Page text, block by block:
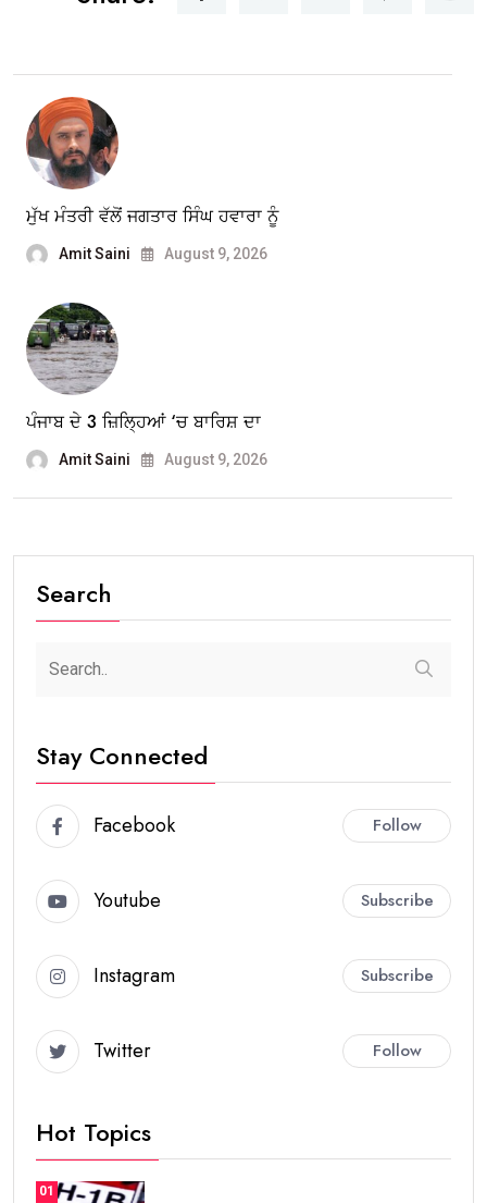
ਮੁੱਖ ਮੰਤਰੀ ਵੱਲੋਂ ਜਗਤਾਰ ਸਿੰਘ ਹਵਾਰਾ ਨੂੰ
Amit Saini August 9, 2026
ਪੰਜਾਬ ਦੇ 3 ਜ਼ਿਲ੍ਹਿਆਂ ‘ਚ ਬਾਰਿਸ਼ ਦਾ
Amit Saini August 9, 2026
Search
Stay Connected
Facebook Follow
Youtube Subscribe
Instagram Subscribe
Twitter Follow
Hot Topics
01